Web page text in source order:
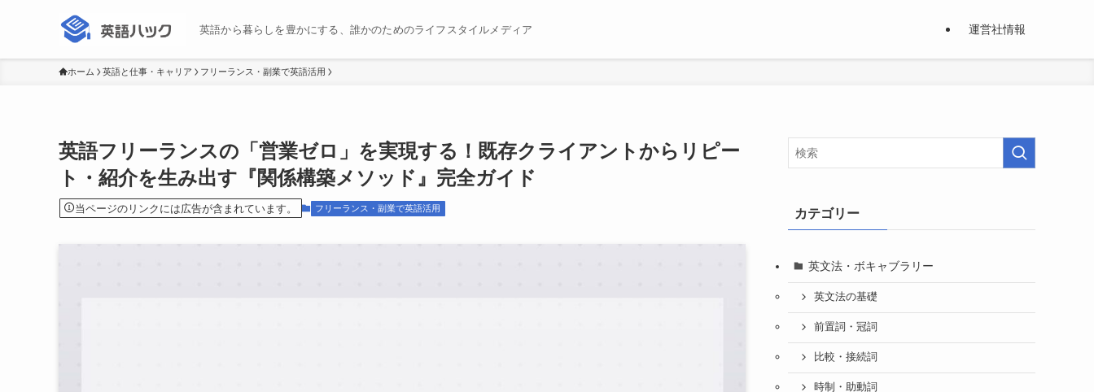
英語から暮らしを豊かにする、誰かのためのライフスタイルメディア 運営社情報
ホーム 英語と仕事・キャリア フリーランス・副業で英語活用
英語フリーランスの「営業ゼロ」を実現する！既存クライアントからリピー
ト・紹介を生み出す『関係構築メソッド』完全ガイド
当ページのリンクには広告が含まれています。 フリーランス・副業で英語活用 カテゴリー
英文法・ボキャブラリー
英文法の基礎
前置詞・冠詞
比較・接続詞
時制・助動詞